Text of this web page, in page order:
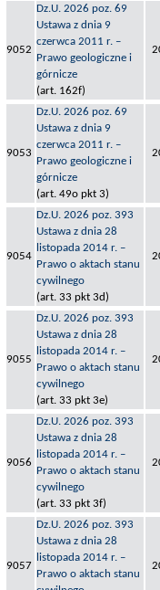
9052
Dz.U. 2026 poz. 69
Ustawa z dnia 9
czerwca 2011 r. –
Prawo geologiczne i
górnicze
(art. 162f)
9053
Dz.U. 2026 poz. 69
Ustawa z dnia 9
czerwca 2011 r. –
Prawo geologiczne i
górnicze
(art. 49o pkt 3)
9054
Dz.U. 2026 poz. 393
Ustawa z dnia 28
listopada 2014 r. –
Prawo o aktach stanu
cywilnego
(art. 33 pkt 3d)
9055
Dz.U. 2026 poz. 393
Ustawa z dnia 28
listopada 2014 r. –
Prawo o aktach stanu
cywilnego
(art. 33 pkt 3e)
9056
Dz.U. 2026 poz. 393
Ustawa z dnia 28
listopada 2014 r. –
Prawo o aktach stanu
cywilnego
(art. 33 pkt 3f)
9057
Dz.U. 2026 poz. 393
Ustawa z dnia 28
listopada 2014 r. –
Prawo o aktach stanu